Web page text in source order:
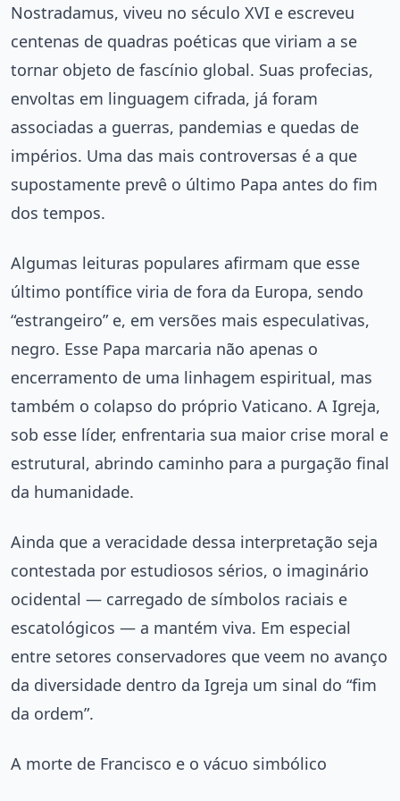
Nostradamus, viveu no século XVI e escreveu
centenas de quadras poéticas que viriam a se
tornar objeto de fascínio global. Suas profecias,
envoltas em linguagem cifrada, já foram
associadas a guerras, pandemias e quedas de
impérios. Uma das mais controversas é a que
supostamente prevê o último Papa antes do fim
dos tempos.
Algumas leituras populares afirmam que esse
último pontífice viria de fora da Europa, sendo
“estrangeiro” e, em versões mais especulativas,
negro. Esse Papa marcaria não apenas o
encerramento de uma linhagem espiritual, mas
também o colapso do próprio Vaticano. A Igreja,
sob esse líder, enfrentaria sua maior crise moral e
estrutural, abrindo caminho para a purgação final
da humanidade.
Ainda que a veracidade dessa interpretação seja
contestada por estudiosos sérios, o imaginário
ocidental — carregado de símbolos raciais e
escatológicos — a mantém viva. Em especial
entre setores conservadores que veem no avanço
da diversidade dentro da Igreja um sinal do “fim
da ordem”.
A morte de Francisco e o vácuo simbólico